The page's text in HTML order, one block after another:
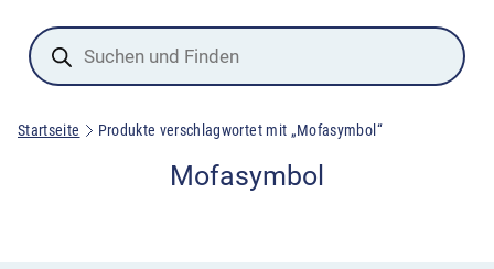
Products
search
Startseite Produkte verschlagwortet mit „Mofasymbol“
Mofasymbol